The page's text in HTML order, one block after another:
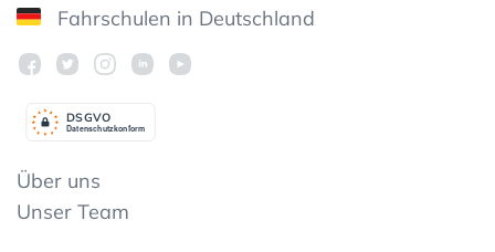
Fahrschulen in Deutschland
Datenschutzkonform
DSGVO
Über uns
Unser Team